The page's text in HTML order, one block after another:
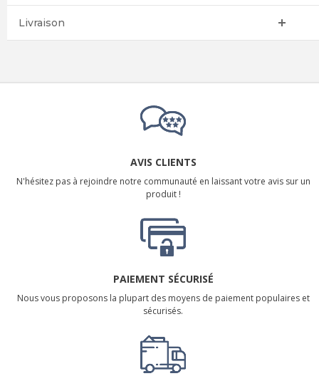
Livraison
AVIS CLIENTS
N'hésitez pas à rejoindre notre communauté en laissant votre avis sur un
produit !
PAIEMENT SÉCURISÉ
Nous vous proposons la plupart des moyens de paiement populaires et
sécurisés.